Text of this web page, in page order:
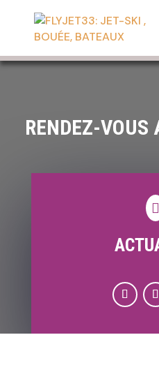
RENDEZ-VOUS
